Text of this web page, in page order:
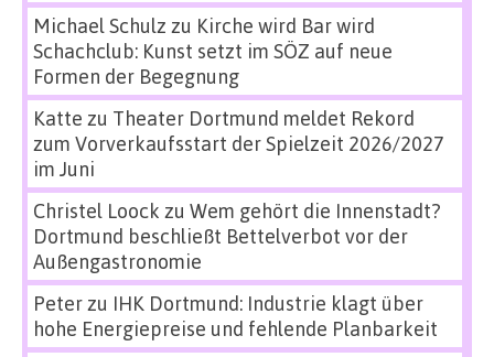
Michael Schulz zu Kirche wird Bar wird
Schachclub: Kunst setzt im SÖZ auf neue
Formen der Begegnung
Katte zu Theater Dortmund meldet Rekord
zum Vorverkaufsstart der Spielzeit 2026/2027
im Juni
Christel Loock zu Wem gehört die Innenstadt?
Dortmund beschließt Bettelverbot vor der
Außengastronomie
Peterzu IHK Dortmund: Industrie klagt über
hohe Energiepreise und fehlende Planbarkeit